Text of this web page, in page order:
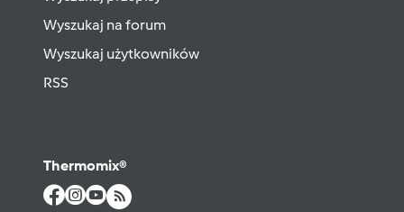
Wyszukaj na forum
Wyszukaj użytkowników
RSS
Thermomix®